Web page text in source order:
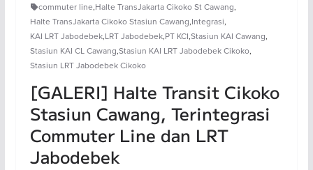
commuter line,Halte TransJakarta Cikoko St Cawang,
Halte TransJakarta Cikoko Stasiun Cawang,Integrasi,
KAI LRT Jabodebek,LRT Jabodebek,PT KCI,Stasiun KAI Cawang,
Stasiun KAI CL Cawang,Stasiun KAI LRT Jabodebek Cikoko,
Stasiun LRT Jabodebek Cikoko
[GALERI] Halte Transit Cikoko
Stasiun Cawang, Terintegrasi
Commuter Line dan LRT
Jabodebek